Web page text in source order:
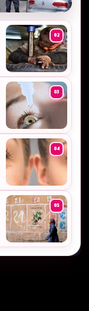
به
02
03
04
05